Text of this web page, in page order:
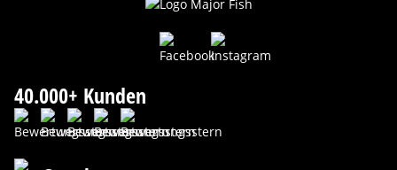
40.000+ Kunden